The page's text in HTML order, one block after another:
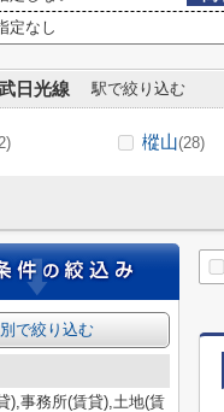
定なし
日光線 駅で絞り込む
樅山(28)
で絞り込む
),事務所(賃貸),土地(賃